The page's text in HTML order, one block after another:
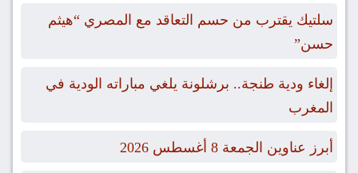
سلتيك يقترب من حسم التعاقد مع المصري “هيثم
حسن”
إلغاء ودية طنجة.. برشلونة يلغي مباراته الودية في
المغرب
أبرز عناوين الجمعة 8 أغسطس 2026